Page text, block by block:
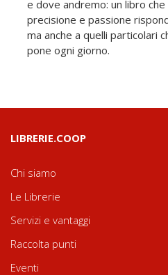
e dove andremo: un libro che
precisione e passione
ma anche a quelli particolari
pone ogni giorno.
LIBRERIE.COOP
Chi siamo
Le Librerie
Servizi e vantaggi
Raccolta punti
Eventi